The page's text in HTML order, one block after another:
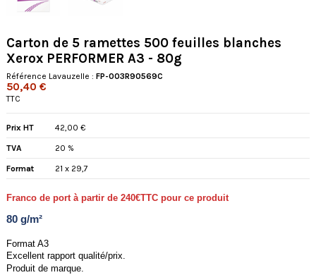
Carton de 5 ramettes 500 feuilles blanches
Xerox PERFORMER A3 - 80g
Référence Lavauzelle : FP-003R90569C
50,40 €
TTC
Prix HT 42,00 €
TVA 20 %
Format 21 x 29,7
Franco de port à partir de 240€TTC pour ce produit
80 g/m²
Format A3
Excellent rapport qualité/prix.
Produit de marque.